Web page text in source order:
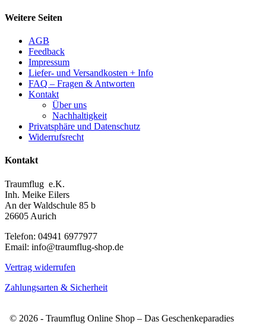
Weitere Seiten
AGB
Feedback
Impressum
Liefer- und Versandkosten + Info
FAQ – Fragen & Antworten
Kontakt
Über uns
Nachhaltigkeit
Privatsphäre und Datenschutz
Widerrufsrecht
Kontakt
Traumflug e.K.
Inh. Meike Eilers
An der Waldschule 85 b
26605 Aurich
Telefon: 04941 6977977
Email: info@traumflug-shop.de
Vertrag widerrufen
Zahlungsarten & Sicherheit
© 2026 - Traumflug Online Shop – Das Geschenkeparadies